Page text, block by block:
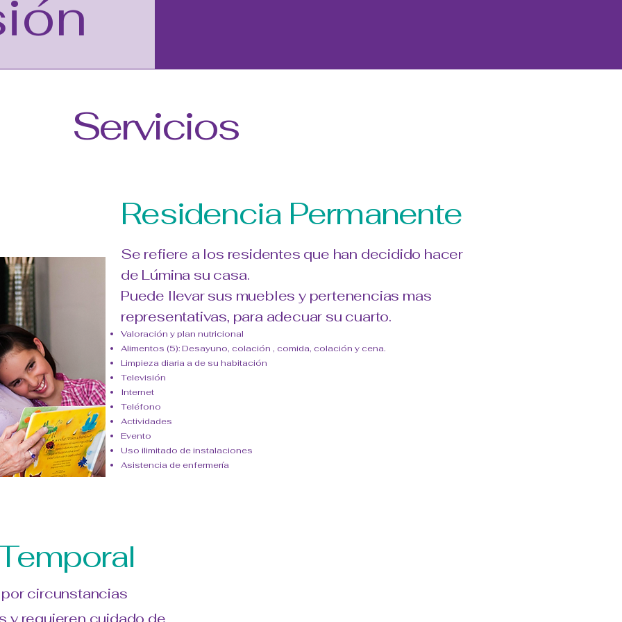
Servicios
Residencia Permanente
Se refiere a los residentes que han decidido hacer
de Lúmina su casa.
Puede llevar sus muebles y pertenencias mas
representativas, para adecuar su cuarto.
Valoración y plan nutricional
Alimentos (5): Desayuno, colación , comida, colación y cena.
Limpieza diaria a de su habitación
Televisión
Internet
Teléfono
Actividades
Evento
Uso ilimitado de instalaciones
Asistencia de enfermería
circunstancias